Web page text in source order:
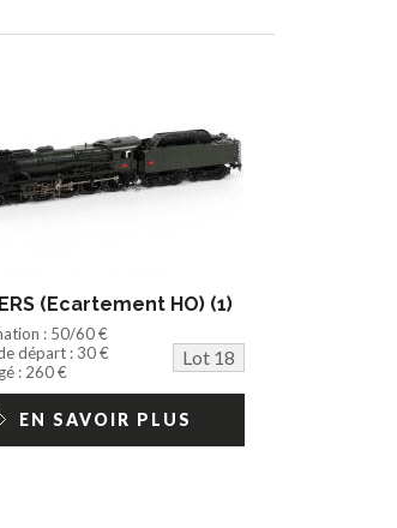
(Ecartement HO) (1)
: 50/60 €
départ : 30 €
Lot 18
: 260 €
EN SAVOIR PLUS